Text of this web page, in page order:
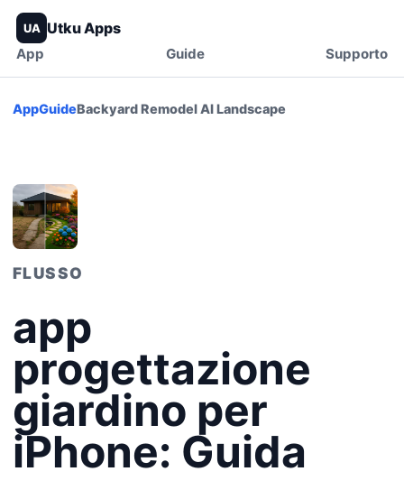
UA Utku Apps
App Guide Supporto
AppGuideBackyard Remodel AI Landscape
FLUSSO
app
progettazione
giardino per
iPhone: Guida